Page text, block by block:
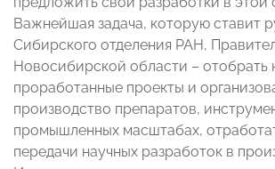
Важнейшая задача, которую ставит
Сибирского отделения РАН,
Новосибирской области – отобрать
проработанные проекты и
производство препаратов,
промышленных масштабах,
передачи научных разработок в